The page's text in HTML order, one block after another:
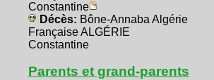
Constantine
Décès: Bône-Annaba Algérie
Française ALGÉRIE
Constantine
Parents et grand-parents